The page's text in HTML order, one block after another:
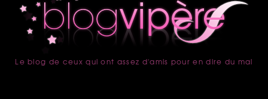
accueil
Le blog de ceux qui ont assez d'amis pour en dire du mal